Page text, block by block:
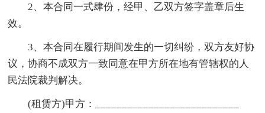
2、本合同一式肆份，经甲、乙双方签字盖章后生
效。
3、本合同在履行期间发生的一切纠纷，双方友好协
议，协商不成双方一致同意在甲方所在地有管辖权的人
民法院裁判解决。
(租赁方)甲方：___________________________